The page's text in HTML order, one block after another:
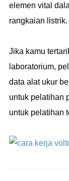
elemen vital
rangkaian listrik.
Jika kamu
laboratorium,
data alat ukur
untuk pelatihan
untuk pelatihan